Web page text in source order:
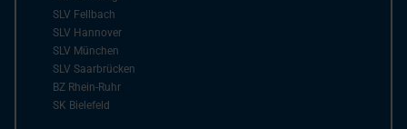
SLV Fellbach
SLV Hannover
SLV München
SLV Saarbrücken
BZ Rhein-Ruhr
SK Bielefeld